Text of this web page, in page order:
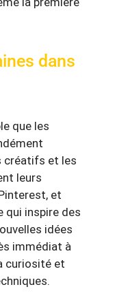
dans
que les
créatifs et les
leurs
et
qui inspire des
idées
immédiat à
curiosité et